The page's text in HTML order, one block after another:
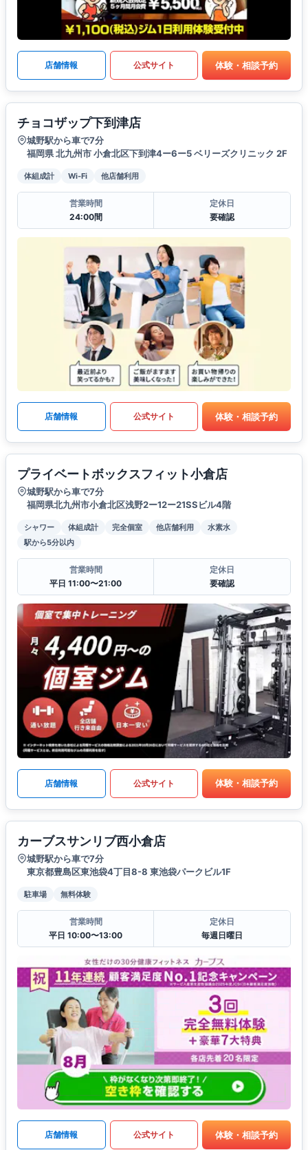
店舗情報 公式サイト 体験・相談予約
チョコザップ下到津店
城野駅から車で7分
福岡県 北九州市 小倉北区下到津4ー6ー5 ベリーズクリニック 2F
体組成計 Wi-Fi 他店舗利用
営業時間
24:00間
定休日
要確認
店舗情報 公式サイト 体験・相談予約
プライベートボックスフィット小倉店
城野駅から車で7分
福岡県北九州市小倉北区浅野2ー12ー21SSビル4階
シャワー 体組成計 完全個室 他店舗利用
水素水
駅から5分以内
営業時間
平日 11:00〜21:00
定休日
要確認
店舗情報 公式サイト 体験・相談予約
カーブスサンリブ西小倉店
城野駅から車で7分
東京都豊島区東池袋4丁目8-8 東池袋パークビル1F
駐車場 無料体験
営業時間
平日 10:00〜13:00
定休日
毎週日曜日
店舗情報 公式サイト 体験・相談予約